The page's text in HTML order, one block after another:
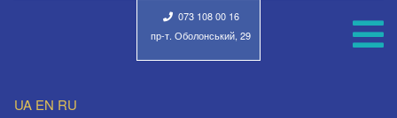
073 108 00 16
пр-т. Оболонський, 29
UA EN RU